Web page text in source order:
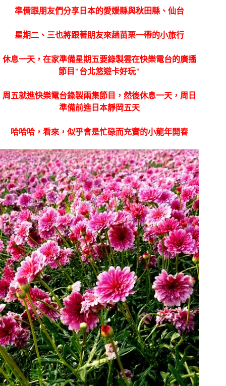
準備跟朋友們分享日本的愛媛縣與秋田縣、仙台
星期二、三也將跟著朋友來趟苗栗一帶的小旅行
休息一天，在家準備星期五要錄製雲在快樂電台的廣播
節目"台北悠遊卡好玩"
周五就進快樂電台錄製兩集節目，然後休息一天，周日
準備前進日本靜岡五天
哈哈哈，看來，似乎會是忙碌而充實的小龍年開春